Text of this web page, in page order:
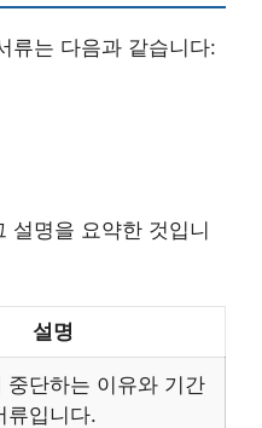
류는 다음과 같습니다:
설명을 요약한 것입니
설명
중단하는 이유와 기간
류입니다.